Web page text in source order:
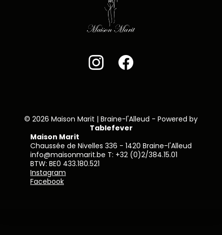
© 2026 Maison Marit | Braine-l'Alleud - Powered by
Tablefever
Maison Marit
Chaussée de Nivelles 336 - 1420 Braine-l'Alleud
info@maisonmarit.be T: +32 (0)2/384.15.01
BTW: BE0 433.180.521
Instagram
Facebook